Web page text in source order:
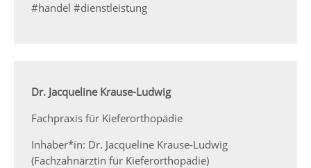
#handel #dienstleistung
Dr. Jacqueline Krause-Ludwig
Fachpraxis für Kieferorthopädie
Inhaber*in: Dr. Jacqueline Krause-Ludwig
(Fachzahnärztin für Kieferorthopädie)